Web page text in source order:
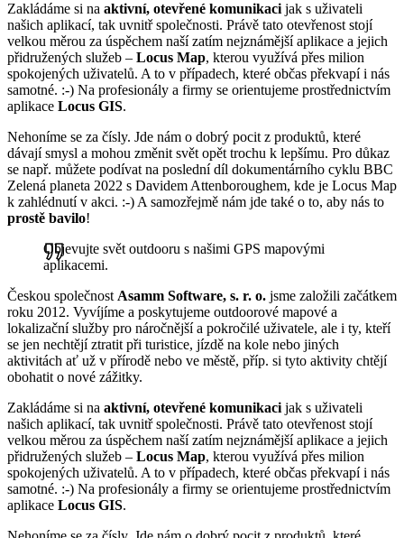
Zakládáme si na aktivní, otevřené komunikaci jak s uživateli
našich aplikací, tak uvnitř společnosti. Právě tato otevřenost stojí
velkou měrou za úspěchem naší zatím nejznámější aplikace a jejich
přidružených služeb – Locus Map, kterou využívá přes milion
spokojených uživatelů. A to v případech, které občas překvapí i nás
samotné. :-) Na profesionály a firmy se orientujeme prostřednictvím
aplikace Locus GIS.
Nehoníme se za čísly. Jde nám o dobrý pocit z produktů, které
dávají smysl a mohou změnit svět opět trochu k lepšímu. Pro důkaz
se např. můžete podívat na poslední díl dokumentárního cyklu BBC
Zelená planeta 2022 s Davidem Attenboroughem, kde je Locus Map
k zahlédnutí v akci. :-) A samozřejmě nám jde také o to, aby nás to
prostě bavilo!
Objevujte svět outdooru s našimi GPS mapovými
aplikacemi.
Českou společnost Asamm Software, s. r. o. jsme založili začátkem
roku 2012. Vyvíjíme a poskytujeme outdoorové mapové a
lokalizační služby pro náročnější a pokročilé uživatele, ale i ty, kteří
se jen nechtějí ztratit při turistice, jízdě na kole nebo jiných
aktivitách ať už v přírodě nebo ve městě, příp. si tyto aktivity chtějí
obohatit o nové zážitky.
Zakládáme si na aktivní, otevřené komunikaci jak s uživateli
našich aplikací, tak uvnitř společnosti. Právě tato otevřenost stojí
velkou měrou za úspěchem naší zatím nejznámější aplikace a jejich
přidružených služeb – Locus Map, kterou využívá přes milion
spokojených uživatelů. A to v případech, které občas překvapí i nás
samotné. :-) Na profesionály a firmy se orientujeme prostřednictvím
aplikace Locus GIS.